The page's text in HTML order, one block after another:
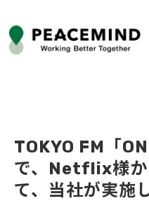
サービス
課題から探す
TOKYO FM「
で、Netflix様か
て、当社が実施